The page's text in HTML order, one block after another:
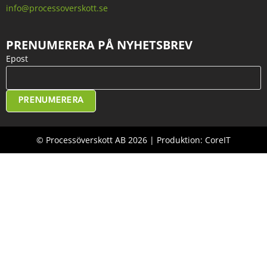
info@processoverskott.se
PRENUMERERA PÅ NYHETSBREV
Epost
PRENUMERERA
© Processöverskott AB 2026 | Produktion: CoreIT